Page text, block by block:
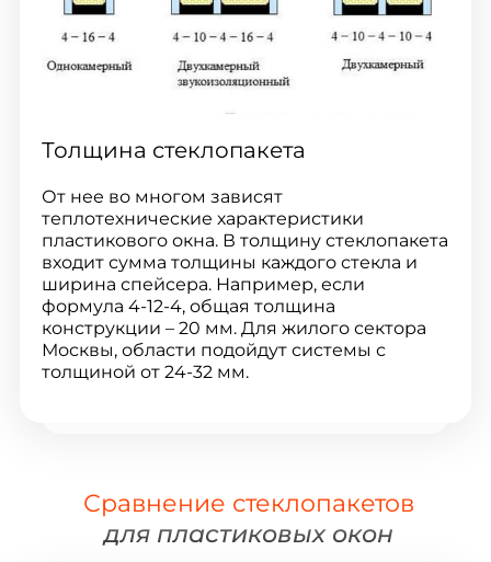
Толщина стеклопакета
От нее во многом зависят
теплотехнические характеристики
пластикового окна. В толщину стеклопакета
входит сумма толщины каждого стекла и
ширина спейсера. Например, если
формула 4-12-4, общая толщина
конструкции – 20 мм. Для жилого сектора
Москвы, области подойдут системы с
толщиной от 24-32 мм.
Сравнение стеклопакетов
для пластиковых окон